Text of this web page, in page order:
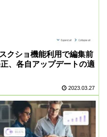
クショ機能利用で編集前
、各自アップデートの適
2023.03.27